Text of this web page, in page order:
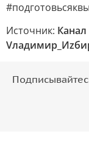
Источник: